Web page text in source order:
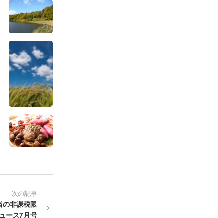
次の記事
の非課税限
ース7月号